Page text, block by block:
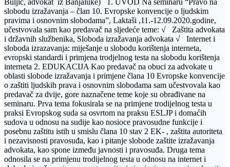
slobodu izražavanja – član 10. Evropske konvencije o ljudskim
pravima i osnovnim slobodama”, Laktaši ,11.-12.09.2020.godine,
učestvovala sam kao predavač na sljedeće teme: √ Zaštita advokata
i državnih službenika, Sloboda izražavanja advokata √ Internet i
sloboda izrazavanja: miješanje u slobodu korištenja interneta,
evropski standardi i primjena trodjelnog testa na slobodu korištenja
interneta 2. EDUKACIJA Kao predavač na obuci za advokate u
oblasti slobode izražavanja i primjene člana 10 Evropske konvencije
o zaštiti ljudskih prava i osnovnim slobodama sam učestvovala kao
predavač za dvije, gore naznačene teme koje su obrađivane na
seminaru. Prva tema fokusirala se na primjene trodijelnog testa u
praksi Evropskog suda sa osvrtom na praksu ESLJP i domaćih
sudova u odnosu na sudije kao nosioce pravosudne funkcije i
posebnu zaštitu istih u smislu člana 10 stav 2 EK- , zaštita autoriteta
i nezavisnosti pravosuđa, kao i pitanje slobode zaštite izražavanja
advokata, kao spone između javnosti i pravosuđa. Druga tema
odnosila se na primjenu trodijelnog testa u odnosu na internet i